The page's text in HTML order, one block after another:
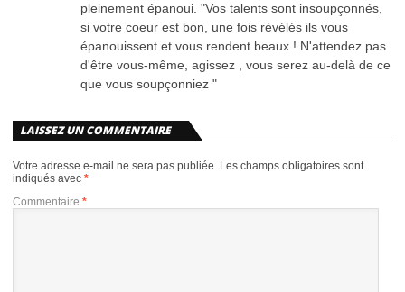
pleinement épanoui. "Vos talents sont insoupçonnés,
si votre coeur est bon, une fois révélés ils vous
épanouissent et vous rendent beaux ! N'attendez pas
d'être vous-même, agissez , vous serez au-delà de ce
que vous soupçonniez "
LAISSEZ UN COMMENTAIRE
Votre adresse e-mail ne sera pas publiée. Les champs obligatoires sont
indiqués avec *
Commentaire *